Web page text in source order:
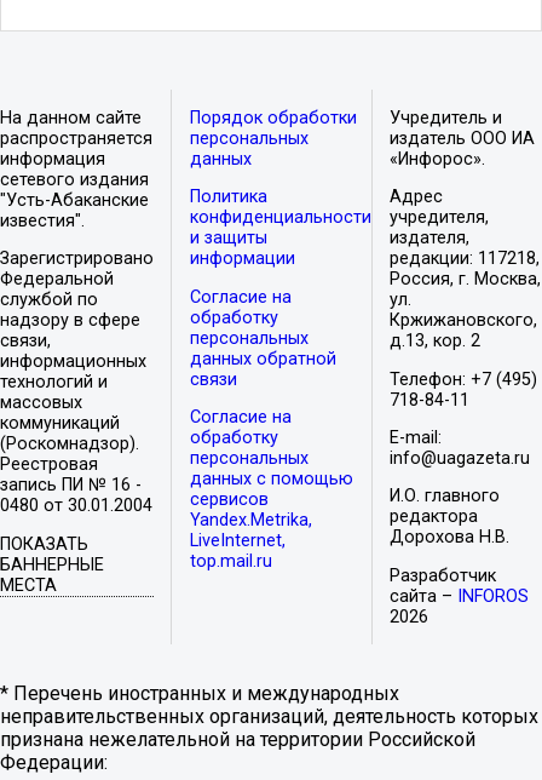
На данном сайте
распространяется
информация
сетевого издания
"Усть-Абаканские
известия".
Зарегистрировано
Федеральной
службой по
надзору в сфере
связи,
информационных
технологий и
массовых
коммуникаций
(Роскомнадзор).
Реестровая
запись ПИ № 16 -
0480 от 30.01.2004
ПОКАЗАТЬ
БАННЕРНЫЕ
МЕСТА
Порядок обработки
персональных
данных
Политика
конфиденциальности
и защиты
информации
Согласие на
обработку
персональных
данных обратной
связи
Согласие на
обработку
персональных
данных с помощью
сервисов
Yandex.Metrika,
LiveInternet,
top.mail.ru
Учредитель и
издатель ООО ИА
«Инфорос».
Адрес
учредителя,
издателя,
редакции: 117218,
Россия, г. Москва,
ул.
Кржижановского,
д.13, кор. 2
Телефон: +7 (495)
718-84-11
E-mail:
info@uagazeta.ru
И.О. главного
редактора
Дорохова Н.В.
Разработчик
сайта –
INFOROS
2026
* Перечень иностранных и международных
неправительственных организаций, деятельность которых
признана нежелательной на территории Российской
Федерации: